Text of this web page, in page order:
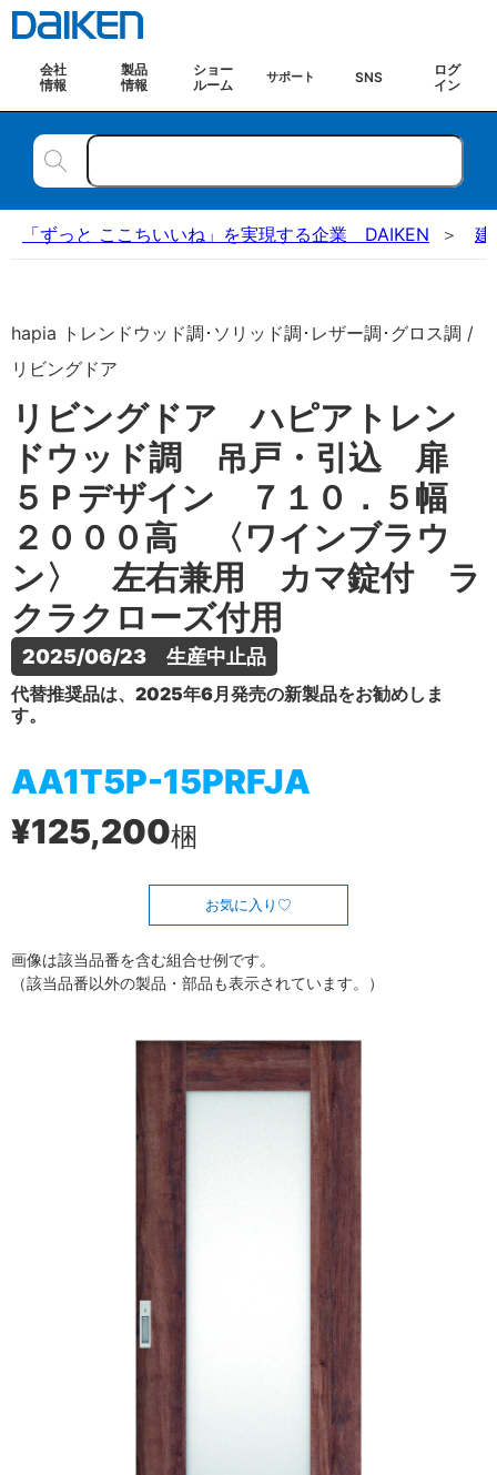
会社
情報
製品
情報
ショー
ルーム
サポート SNS
ログ
イン
「ずっと ここちいいね」を実現する企業 DAIKEN 建
hapia トレンドウッド調･ソリッド調･レザー調･グロス調 /
リビングドア
リビングドア ハピアトレン
ドウッド調 吊戸・引込 扉
５Ｐデザイン ７１０．５幅
２０００高 〈ワインブラウ
ン〉 左右兼用 カマ錠付 ラ
クラクローズ付用
2025/06/23　生産中止品
代替推奨品は、2025年6月発売の新製品をお勧めしま
す。
AA1T5P-15PRFJA
¥125,200梱
お気に入り
画像は該当品番を含む組合せ例です。
（該当品番以外の製品・部品も表示されています。）